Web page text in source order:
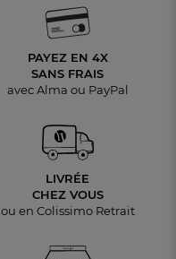
PAYEZ EN 4X
SANS FRAIS
avec Alma ou PayPal
LIVRÉE
CHEZ VOUS
ou en Colissimo Retrait